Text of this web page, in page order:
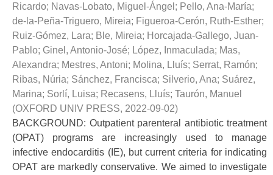
Ricardo; Navas-Lobato, Miguel-Ángel ; Pello, Ana-María;
de-la-Peña-Triguero, Mireia; Figueroa-Cerón, Ruth-Esther;
Ruiz-Gómez, Lara; Ble, Mireia; Horcajada-Gallego, Juan-
Pablo; Ginel, Antonio-José; López, Inmaculada; Mas,
Alexandra; Mestres, Antoni; Molina, Lluís; Serrat, Ramón;
Ribas, Núria; Sánchez, Francisca; Silverio, Ana; Suárez,
Marina; Sorlí, Luisa; Recasens, Lluís; Taurón, Manuel
(OXFORD UNIV PRESS, 2022-09-02)
BACKGROUND: Outpatient parenteral antibiotic treatment
(OPAT) programs are increasingly used to manage
infective endocarditis (IE), but current criteria for indicating
OPAT are markedly conservative. We aimed to investigate